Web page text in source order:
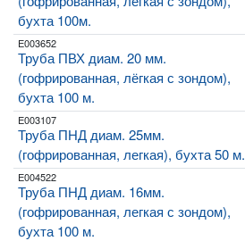
бухта 100м.
E003652
Труба ПВХ диам. 20 мм.
(гофрированная, лёгкая с зондом),
бухта 100 м.
E003107
Труба ПНД диам. 25мм.
(гофрированная, легкая), бухта 50 м.
E004522
Труба ПНД диам. 16мм.
(гофрированная, легкая с зондом),
бухта 100 м.